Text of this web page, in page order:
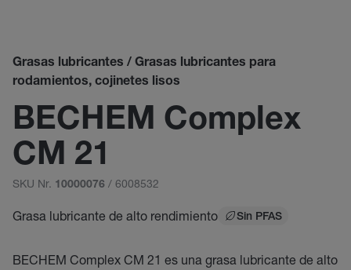
Grasas lubricantes / Grasas lubricantes para
rodamientos, cojinetes lisos
BECHEM Complex
CM 21
SKU Nr. 10000076 / 6008532
Grasa lubricante de alto rendimiento Sin PFAS
BECHEM Complex CM 21 es una grasa lubricante de alto